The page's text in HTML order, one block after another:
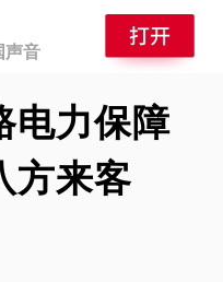
声音
电力保障
方来客